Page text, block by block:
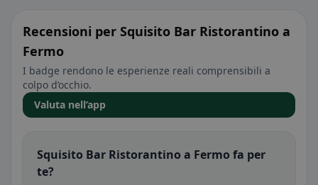
Recensioni per Squisito Bar Ristorantino a
Fermo
I badge rendono le esperienze reali comprensibili a
colpo d’occhio.
Valuta nell’app
Squisito Bar Ristorantino a Fermo fa per
te?